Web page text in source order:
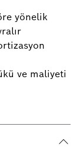
yönelik
ve maliyeti